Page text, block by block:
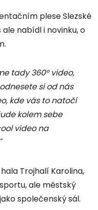
plese Slezské
nabídl i novinku, o
tady 360° video,
si od nás
kde vás to natočí
kolem sebe
video na
Trojhalí Karolina,
ale městský
společenský sál.